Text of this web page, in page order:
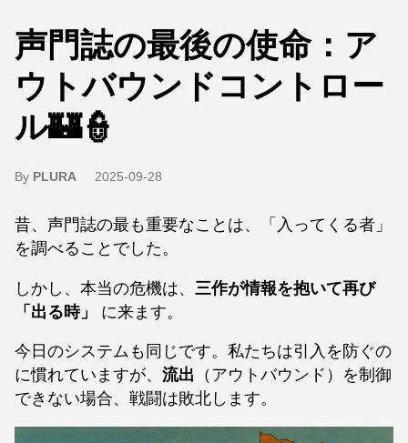
声門誌の最後の使命：ア
ウトバウンドコントロー
ル🏰👮
By PLURA 2025-09-28
昔、声門誌の最も重要なことは、「入ってくる者」
を調べることでした。
しかし、本当の危機は、 三作が情報を抱いて再び
「出る時」
に来ます。
今日のシステムも同じです。私たちは引入を防ぐの
に慣れていますが、 流出 （アウトバウンド）を制御
できない場合、戦闘は敗北します。